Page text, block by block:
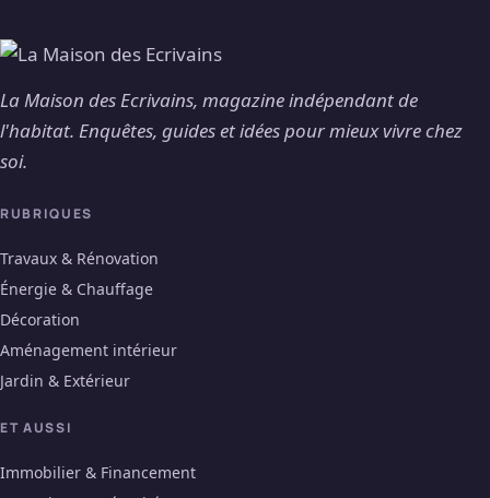
La Maison des Ecrivains, magazine indépendant de
l'habitat. Enquêtes, guides et idées pour mieux vivre chez
soi.
RUBRIQUES
Travaux & Rénovation
Énergie & Chauffage
Décoration
Aménagement intérieur
Jardin & Extérieur
ET AUSSI
Immobilier & Financement